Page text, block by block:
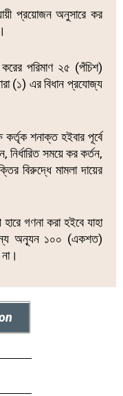
প্রয়োজন অনুসারে কর
পরিমাণ ২৫ (পঁচিশ)
(১) এর বিধান প্রযোজ্য
শনাক্ত হইবার পূর্বে
সময়ে কর কর্তন,
বিরুদ্ধে মামলা দায়ের
গণনা করা হইবে যাহা
জন্য অন্যূন ১০০ (একশত)